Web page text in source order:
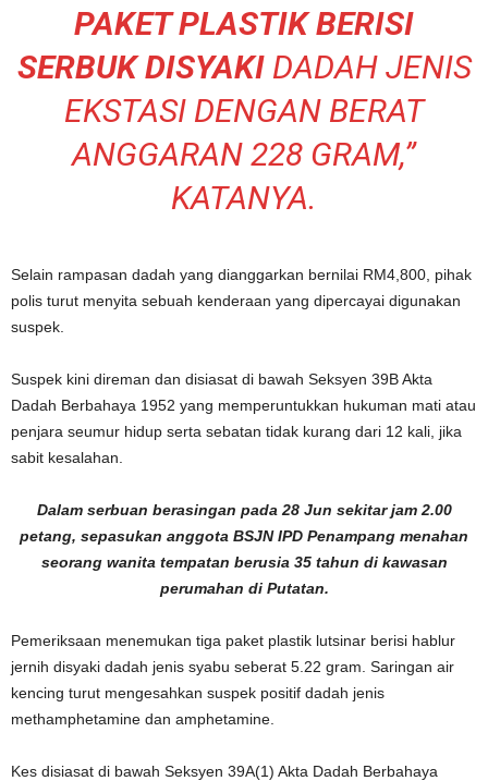
PAKET PLASTIK BERISI
SERBUK DISYAKIDADAH JENIS
EKSTASI DENGAN BERAT
ANGGARAN 228 GRAM,”
KATANYA.
Selain rampasan dadah yang dianggarkan bernilai RM4,800, pihak
polis turut menyita sebuah kenderaan yang dipercayai digunakan
suspek.
Suspek kini direman dan disiasat di bawah Seksyen 39B Akta
Dadah Berbahaya 1952 yang memperuntukkan hukuman mati atau
penjara seumur hidup serta sebatan tidak kurang dari 12 kali, jika
sabit kesalahan.
Dalam serbuan berasingan pada 28 Jun sekitar jam 2.00
petang, sepasukan anggota BSJN IPD Penampang menahan
seorang wanita tempatan berusia 35 tahun di kawasan
perumahan di Putatan.
Pemeriksaan menemukan tiga paket plastik lutsinar berisi hablur
jernih disyaki dadah jenis syabu seberat 5.22 gram. Saringan air
kencing turut mengesahkan suspek positif dadah jenis
methamphetamine dan amphetamine.
Kes disiasat di bawah Seksyen 39A(1) Akta Dadah Berbahaya